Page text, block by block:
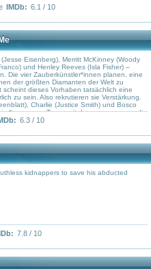
IMDb: 6.1 / 10
Eisenberg), Merritt McKinney (Woody
und Henley Reeves (Isla Fisher) –
Die vier Zauberkünstler*innen planen, eine
der größten Diamanten der Welt zu
scheint dieses Vorhaben tatsächlich eine
zu sein. Also rekrutieren sie Verstärkung.
Charlie (Justice Smith) und Bosco
zum Team, mit denen zusammen die
ins Visier nehmen.
6.3 / 10
kidnappers to save his abducted
7.8 / 10